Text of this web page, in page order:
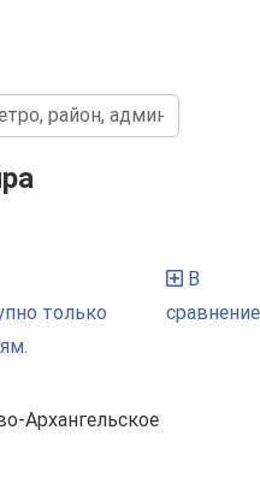
только
В
сравнение
Архангельское